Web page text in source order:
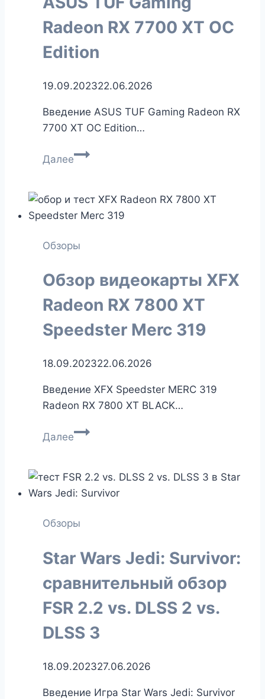
Radeon RX 7700 XT OC
Edition
19.09.202322.06.2026
Введение ASUS TUF Gaming Radeon RX
7700 XT OC Edition…
ДалееОбзор
TUF
Gaming
RX
XT
Edition
Обзоры
Обзор видеокарты XFX
Radeon RX 7800 XT
Speedster Merc 319
18.09.202322.06.2026
Введение XFX Speedster MERC 319
Radeon RX 7800 XT BLACK…
ДалееОбзор
Radeon
RX
XT
Merc
Обзоры
Star Wars Jedi: Survivor:
сравнительный обзор
FSR 2.2 vs. DLSS 2 vs.
DLSS 3
18.09.202327.06.2026
Введение Игра Star Wars Jedi: Survivor